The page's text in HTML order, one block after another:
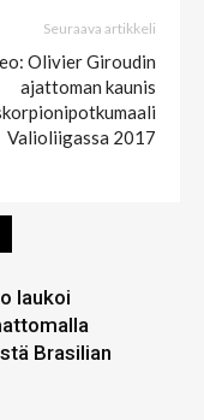
Seuraava artikkeli
Olivier Giroudin
ajattoman kaunis
Valioliigassa 2017
laukoi
Brasilian